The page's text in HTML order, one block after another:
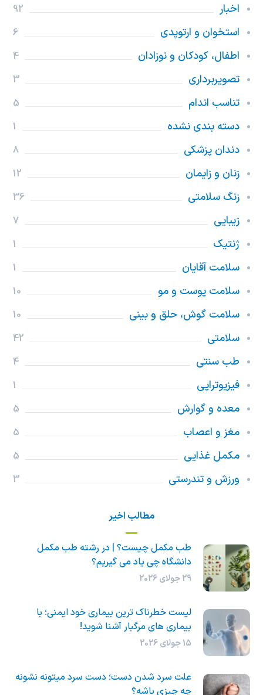
اخبار 92
استخوان و ارتوپدی 6
اطفال، کودکان و نوزادان 4
تصویربرداری 3
تناسب اندام 5
دسته بندی نشده 1
دندان پزشکی 8
زنان و زایمان 12
زنگ سلامتی 36
زیبایی 7
ژنتیک 1
سلامت آقایان 1
سلامت پوست و مو 10
سلامت گوش، حلق و بینی 10
سلامتی 42
طب سنتی 4
فیزیوتراپی 1
معده و گوارش 5
مغز و اعصاب 5
مکمل غذایی 5
ورزش و تندرستی 3
مطالب اخیر
طب مکمل چیست؟ | در رشته طب مکمل
دانشگاه چی یاد می گیریم؟
29 جولای 2026
لیست خطرناک ترین بیماری خود ایمنی؛ با
بیماری های مرگبار آشنا شوید!
15 جولای 2026
علت سرد شدن دست؛ دست سرد میتونه نشونه
چه چیزی باشه؟